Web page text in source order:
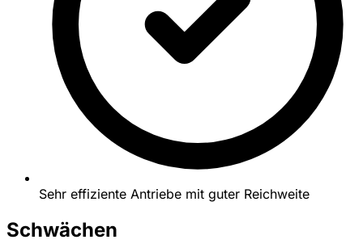
Sehr effiziente Antriebe mit guter Reichweite
Schwächen